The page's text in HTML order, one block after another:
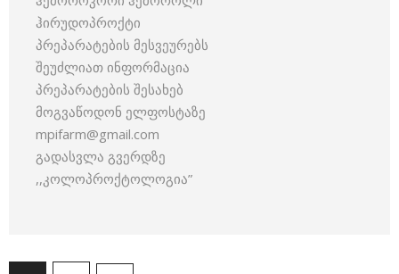
ჰირუდოპროქტი
პრეპარატების მესვეურებს
შეუძლიათ ინფორმაცია
პრეპარატების შესახებ
მოგვაწოდონ ელფოსტაზე
mpifarm@gmail.com
გადასვლა გვერდზე
,,კოლოპროქტოლოგია”